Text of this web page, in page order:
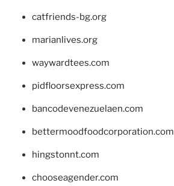
catfriends-bg.org
marianlives.org
waywardtees.com
pidfloorsexpress.com
bancodevenezuelaen.com
bettermoodfoodcorporation.com
hingstonnt.com
chooseagender.com